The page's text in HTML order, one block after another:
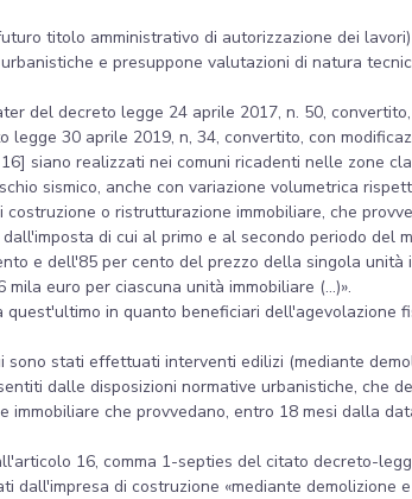
titolo amministrativo di autorizzazione dei
e presuppone valutazioni di natura
del decreto legge 24 aprile 2017, n. 50,
30 aprile 2019, n, 34, convertito, con
siano realizzati nei comuni ricadenti nelle zone
sismico, anche con variazione volumetrica
o ristrutturazione immobiliare, che
di cui al primo e al secondo periodo del
e dell'85 per cento del prezzo della singola unità
euro per ciascuna unità immobiliare (...)».
in quanto beneficiari dell'agevolazione
stati effettuati interventi edilizi (mediante
dalle disposizioni normative urbanistiche, che
che provvedano, entro 18 mesi dalla
16, comma 1-septies del citato decreto-
di costruzione «mediante demolizione